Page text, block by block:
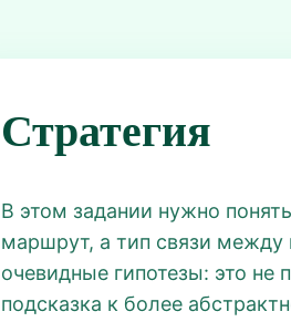
Стратегия
В этом задании нужно
маршрут, а тип связи между
очевидные гипотезы: это не
подсказка к более